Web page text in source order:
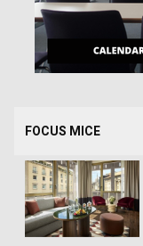
FOCUS MICE